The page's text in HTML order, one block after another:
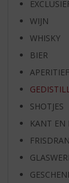
WIJN
WHISKY
BIER
APERITIEF
SHOTJES
KANT EN